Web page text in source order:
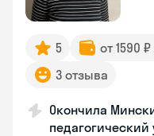
5 от 1590
3 отзыва
Окончила
педагогический